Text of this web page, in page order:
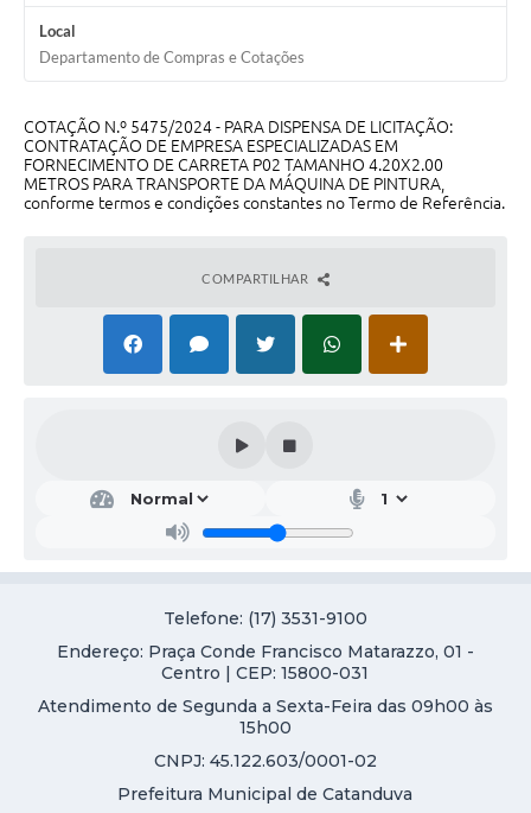
SIC
Diário Oficial
Local
Departamento de Compras e Cotações
COTAÇÃO N.º 5475/2024 - PARA DISPENSA DE LICITAÇÃO:
CONTRATAÇÃO DE EMPRESA ESPECIALIZADAS EM
FORNECIMENTO DE CARRETA P02 TAMANHO 4.20X2.00
METROS PARA TRANSPORTE DA MÁQUINA DE PINTURA,
conforme termos e condições constantes no Termo de Referência.
COMPARTILHAR
Telefone: (17) 3531-9100
Endereço: Praça Conde Francisco Matarazzo, 01 -
Centro | CEP: 15800-031
Atendimento de Segunda a Sexta-Feira das 09h00 às
15h00
CNPJ: 45.122.603/0001-02
Prefeitura Municipal de Catanduva